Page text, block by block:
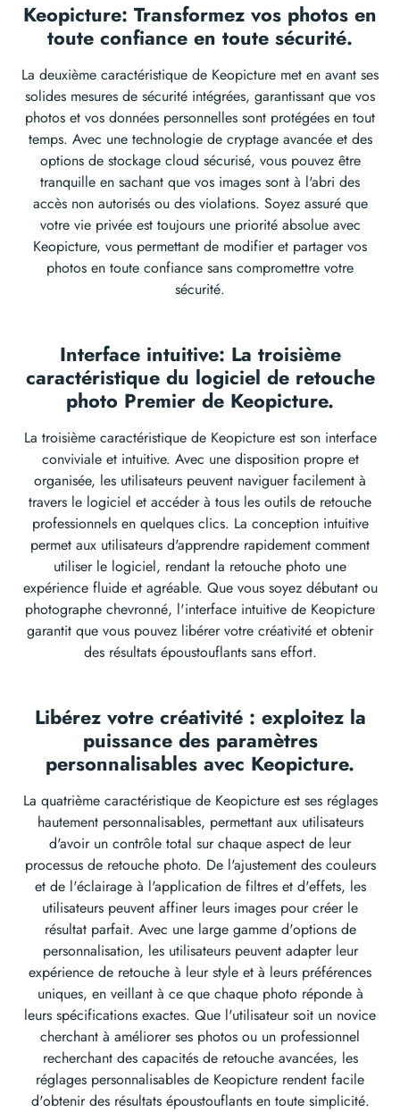
Keopicture: Transformez vos photos en
toute confiance en toute sécurité.
La deuxième caractéristique de Keopicture met en avant ses
solides mesures de sécurité intégrées, garantissant que vos
photos et vos données personnelles sont protégées en tout
temps. Avec une technologie de cryptage avancée et des
options de stockage cloud sécurisé, vous pouvez être
tranquille en sachant que vos images sont à l'abri des
accès non autorisés ou des violations. Soyez assuré que
votre vie privée est toujours une priorité absolue avec
Keopicture, vous permettant de modifier et partager vos
photos en toute confiance sans compromettre votre
sécurité.
Interface intuitive: La troisième
caractéristique du logiciel de retouche
photo Premier de Keopicture.
La troisième caractéristique de Keopicture est son interface
conviviale et intuitive. Avec une disposition propre et
organisée, les utilisateurs peuvent naviguer facilement à
travers le logiciel et accéder à tous les outils de retouche
professionnels en quelques clics. La conception intuitive
permet aux utilisateurs d'apprendre rapidement comment
utiliser le logiciel, rendant la retouche photo une
expérience fluide et agréable. Que vous soyez débutant ou
photographe chevronné, l'interface intuitive de Keopicture
garantit que vous pouvez libérer votre créativité et obtenir
des résultats époustouflants sans effort.
Libérez votre créativité : exploitez la
puissance des paramètres
personnalisables avec Keopicture.
La quatrième caractéristique de Keopicture est ses réglages
hautement personnalisables, permettant aux utilisateurs
d'avoir un contrôle total sur chaque aspect de leur
processus de retouche photo. De l'ajustement des couleurs
et de l'éclairage à l'application de filtres et d'effets, les
utilisateurs peuvent affiner leurs images pour créer le
résultat parfait. Avec une large gamme d'options de
personnalisation, les utilisateurs peuvent adapter leur
expérience de retouche à leur style et à leurs préférences
uniques, en veillant à ce que chaque photo réponde à
leurs spécifications exactes. Que l'utilisateur soit un novice
cherchant à améliorer ses photos ou un professionnel
recherchant des capacités de retouche avancées, les
réglages personnalisables de Keopicture rendent facile
d'obtenir des résultats époustouflants en toute simplicité.